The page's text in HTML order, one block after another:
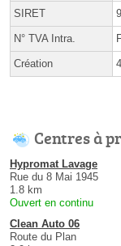
SIRET
N° TVA Intra.
Création
Centres à
Hypromat Lavage
Rue du 8 Mai 1945
1.8 km
Ouvert en continu
Clean Auto 06
Route du Plan